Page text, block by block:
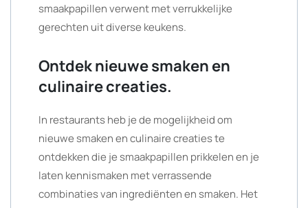
smaakpapillen verwent met verrukkelijke
gerechten uit diverse keukens.
Ontdek nieuwe smaken en
culinaire creaties.
In restaurants heb je de mogelijkheid om
nieuwe smaken en culinaire creaties te
ontdekken die je smaakpapillen prikkelen en je
laten kennismaken met verrassende
combinaties van ingrediënten en smaken. Het